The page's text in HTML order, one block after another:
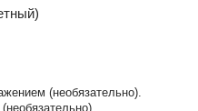
(необязательно).